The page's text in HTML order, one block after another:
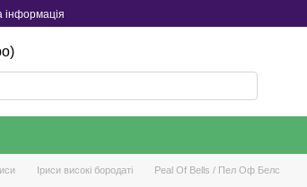
інформація
Іриси високі бородаті Peal Оf Bells / Пел Оф Белс